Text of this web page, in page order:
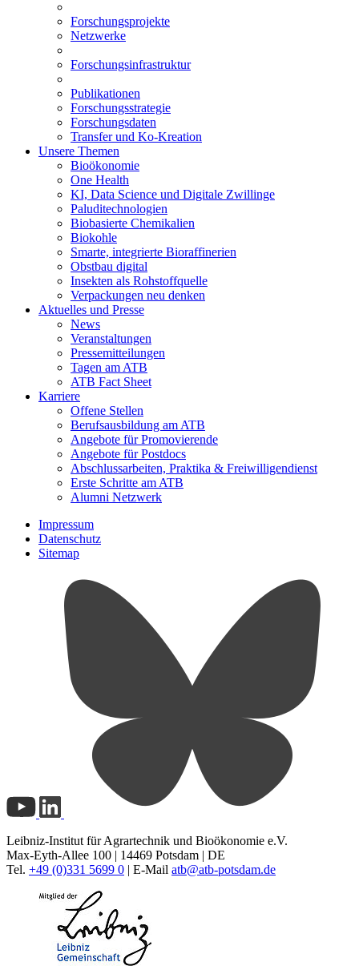
Forschungsprojekte
Netzwerke
Forschungsinfrastruktur
Publikationen
Forschungsstrategie
Forschungsdaten
Transfer und Ko-Kreation
Unsere Themen
Bioökonomie
One Health
KI, Data Science und Digitale Zwillinge
Paluditechnologien
Biobasierte Chemikalien
Biokohle
Smarte, integrierte Bioraffinerien
Obstbau digital
Insekten als Rohstoffquelle
Verpackungen neu denken
Aktuelles und Presse
News
Veranstaltungen
Pressemitteilungen
Tagen am ATB
ATB Fact Sheet
Karriere
Offene Stellen
Berufsausbildung am ATB
Angebote für Promovierende
Angebote für Postdocs
Abschlussarbeiten, Praktika & Freiwilligendienst
Erste Schritte am ATB
Alumni Netzwerk
Impressum
Datenschutz
Sitemap
Leibniz-Institut für Agrartechnik und Bioökonomie e.V.
Max-Eyth-Allee 100 | 14469 Potsdam | DE
Tel. +49 (0)331 5699 0 | E-Mail atb@atb-potsdam.de